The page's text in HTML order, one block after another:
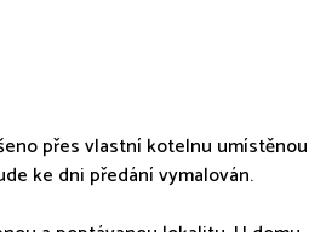
přes vlastní kotelnu umístěnou
ke dni předání vymalován.